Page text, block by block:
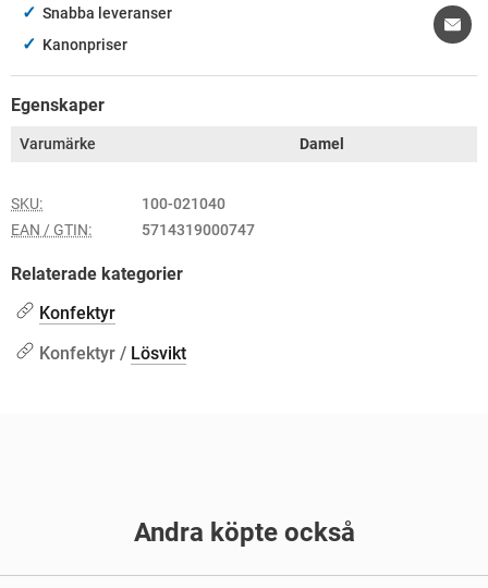
✓ Snabba leveranser
✓ Kanonpriser
Egenskaper
Varumärke Damel
SKU:
100-021040
EAN / GTIN:
5714319000747
Relaterade kategorier
Konfektyr
Konfektyr / Lösvikt
Andra köpte också